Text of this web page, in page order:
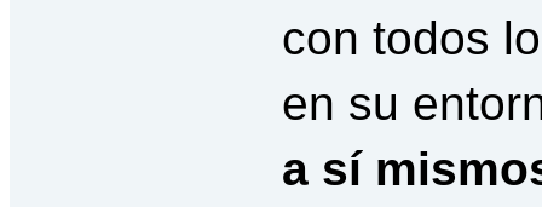
con todos
en su
a sí